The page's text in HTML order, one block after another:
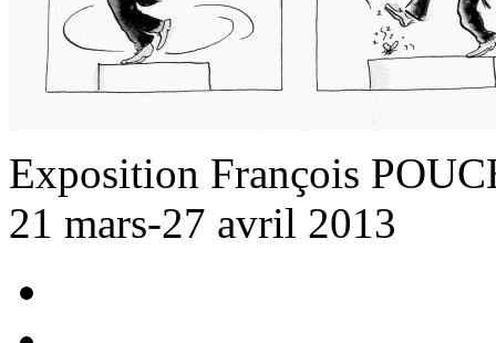
Exposition François
21 mars-27 avril 2013